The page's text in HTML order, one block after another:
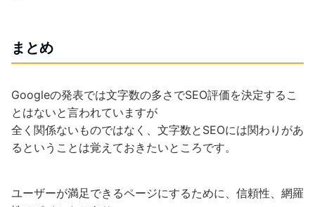
まとめ
Googleの発表では文字数の多さでSEO評価を決定するこ
とはないと言われていますが
全く関係ないものではなく、文字数とSEOには関わりがあ
るということは覚えておきたいところです。
ユーザーが満足できるページにするために、信頼性、網羅